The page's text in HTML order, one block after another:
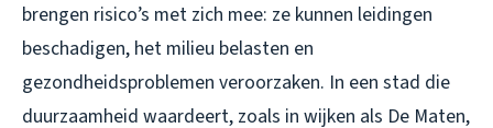
brengen risico’s met zich mee: ze kunnen leidingen
beschadigen, het milieu belasten en
gezondheidsproblemen veroorzaken. In een stad die
duurzaamheid waardeert, zoals in wijken als De Maten,